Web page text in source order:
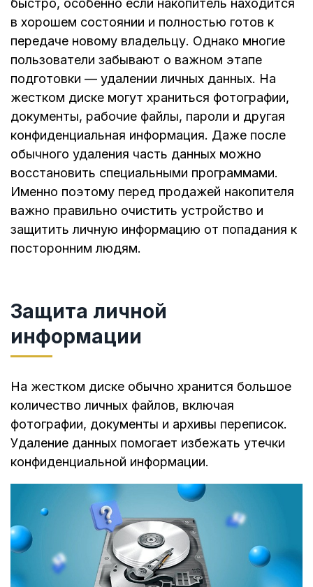
быстро, особенно если накопитель находится
в хорошем состоянии и полностью готов к
передаче новому владельцу. Однако многие
пользователи забывают о важном этапе
подготовки — удалении личных данных. На
жестком диске могут храниться фотографии,
документы, рабочие файлы, пароли и другая
конфиденциальная информация. Даже после
обычного удаления часть данных можно
восстановить специальными программами.
Именно поэтому перед продажей накопителя
важно правильно очистить устройство и
защитить личную информацию от попадания к
посторонним людям.
Защита личной
информации
На жестком диске обычно хранится большое
количество личных файлов, включая
фотографии, документы и архивы переписок.
Удаление данных помогает избежать утечки
конфиденциальной информации.